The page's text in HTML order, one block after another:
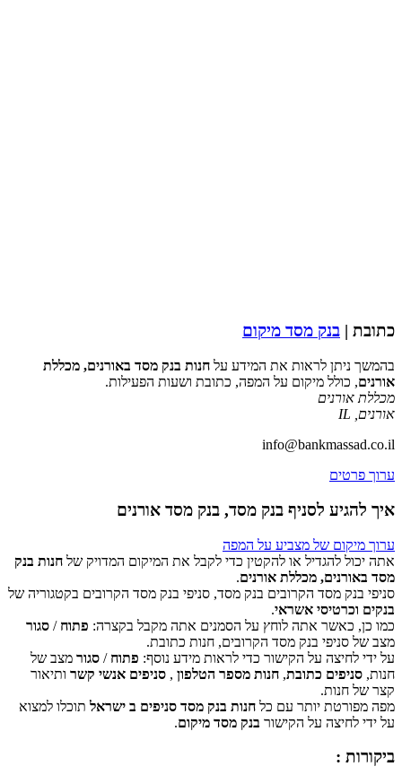
כתובת | בנק מסד מיקום
בהמשך ניתן לראות את המידע על חנות בנק מסד באורנים, מכללת
אורנים, כולל מיקום על המפה, כתובת ושעות הפעילות.
מכללת אורנים
אורנים IL
info@bankmassad.co.il
ערוך פרטים
איך להגיע לסניף בנק מסד, בנק מסד אורנים
‏דף זה לא יכול לטעון את מפות Google כראוי.
האם האתר הזה בבעלותך? אישור
ערוך מיקום של מצביע על המפה
אתה יכול להגדיל או להקטין כדי לקבל את המיקום המדויק של חנות בנק
מסד באורנים, מכללת אורנים.
סניפי בנק מסד הקרובים בנק מסד, סניפי בנק מסד הקרובים בקטגוריה של
בנקים וכרטיסי אשראי.
כמו כן, כאשר אתה לוחץ על הסמנים אתה מקבל בקצרה: פתוח / סגור
מצב של סניפי בנק מסד הקרובים, חנות כתובת.
על ידי לחיצה על הקישור כדי לראות מידע נוסף: פתוח / סגור מצב של
חנות, סניפים כתובת, חנות מספר הטלפון , סניפים אנשי קשר ותיאור
קצר של חנות.
מפה מפורטת יותר עם כל חנות בנק מסד סניפים ב ישראל תוכלו למצוא
על ידי לחיצה על הקישור בנק מסד מיקום.
ביקורות :